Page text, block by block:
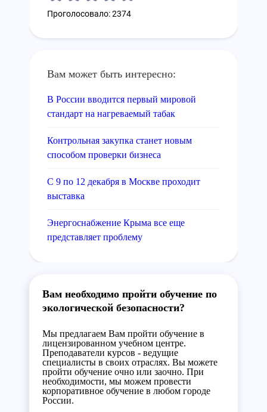
Проголосовало: 2374
Вам может быть интересно:
В России вводится первый мировой
стандарт на нагреваемый табак
Контрольная закупка станет новым
способом проверки бизнеса
С 9 по 12 декабря в Москве проходит
выставка
Энергоснабжение Крыма все еще
представляет проблему
Вам необходимо пройти обучение по
экологической безопасности?
Мы предлагаем Вам пройти обучение в
лицензированном учебном центре.
Преподаватели курсов - ведущие
специалисты в своих отраслях. Вы можете
пройти обучение очно или заочно. При
необходимости, мы можем провести
корпоративное обучение в любом городе
России.